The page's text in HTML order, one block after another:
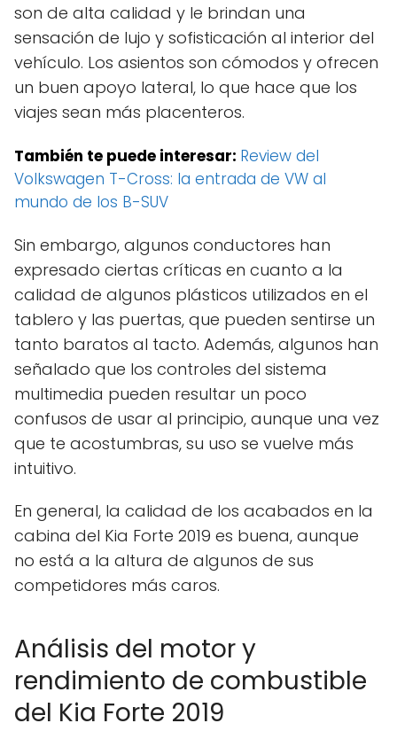
son de alta calidad y le brindan una
sensación de lujo y sofisticación al interior del
vehículo. Los asientos son cómodos y ofrecen
un buen apoyo lateral, lo que hace que los
viajes sean más placenteros.
También te puede interesar: Review del
Volkswagen T-Cross: la entrada de VW al
mundo de los B-SUV
Sin embargo, algunos conductores han
expresado ciertas críticas en cuanto a la
calidad de algunos plásticos utilizados en el
tablero y las puertas, que pueden sentirse un
tanto baratos al tacto. Además, algunos han
señalado que los controles del sistema
multimedia pueden resultar un poco
confusos de usar al principio, aunque una vez
que te acostumbras, su uso se vuelve más
intuitivo.
En general, la calidad de los acabados en la
cabina del Kia Forte 2019 es buena, aunque
no está a la altura de algunos de sus
competidores más caros.
Análisis del motor y
rendimiento de combustible
del Kia Forte 2019